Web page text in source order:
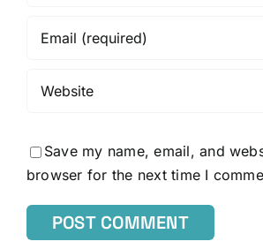
Save my name, email, and
browser for the next time I